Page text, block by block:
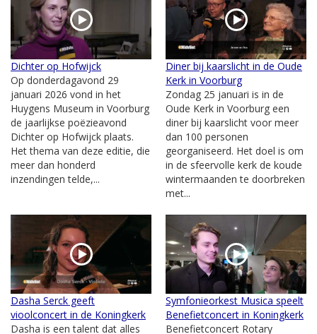
Dichter op Hofwijck
Op donderdagavond 29
januari 2026 vond in het
Huygens Museum in Voorburg
de jaarlijkse poëzieavond
Dichter op Hofwijck plaats.
Het thema van deze editie, die
meer dan honderd
inzendingen telde,...
Diner bij kaarslicht in de Oude
Kerk in Voorburg
Zondag 25 januari is in de
Oude Kerk in Voorburg een
diner bij kaarslicht voor meer
dan 100 personen
georganiseerd. Het doel is om
in de sfeervolle kerk de koude
wintermaanden te doorbreken
met...
Dasha Serck geeft
vioolconcert in de Koningkerk
Dasha is een talent dat alles
Symfonieorkest Musica speelt
Benefietconcert in Koningkerk
Benefietconcert Rotary